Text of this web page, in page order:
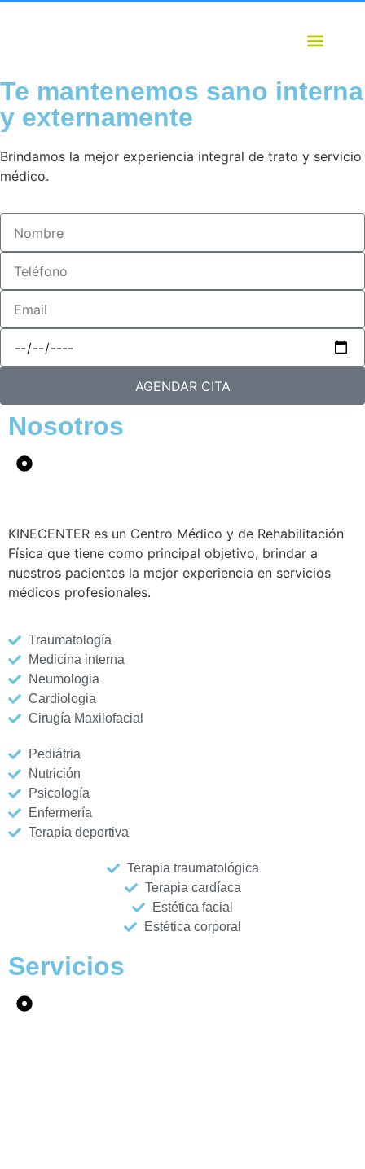
Te mantenemos sano interna
y externamente
Brindamos la mejor experiencia integral de trato y servicio
médico.
AGENDAR CITA
Nosotros
KINECENTER es un Centro Médico y de Rehabilitación
Física que tiene como principal objetivo, brindar a
nuestros pacientes la mejor experiencia en servicios
médicos profesionales.
Traumatología
Medicina interna
Neumologia
Cardiologia
Cirugía Maxilofacial
Pediátria
Nutrición
Psicología
Enfermería
Terapia deportiva
Terapia traumatológica
Terapia cardíaca
Estética facial
Estética corporal
Servicios